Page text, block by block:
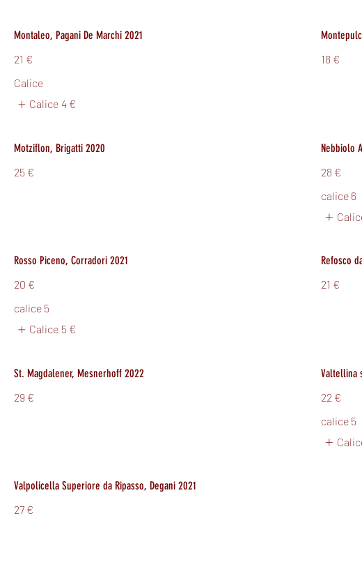
Montaleo, Pagani De Marchi 2021
21 €
Calice
Calice 4 €
18 €
Motziflon, Brigatti 2020
25 €
Nebbiolo
28 €
calice 6
Rosso Piceno, Corradori 2021
20 €
calice 5
Calice 5 €
Refosco
21 €
St. Magdalener, Mesnerhoff 2022
29 €
Valtellina
22 €
calice 5
Valpolicella Superiore da Ripasso, Degani 2021
27 €